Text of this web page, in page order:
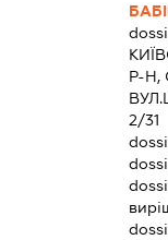
Р-Н,
2/31